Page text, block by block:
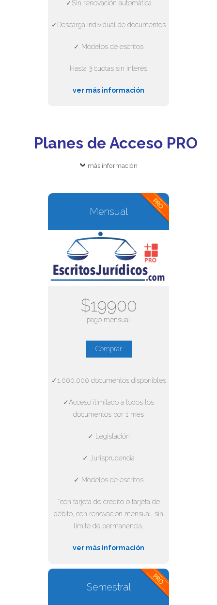
✓Sin renovación automática
✓Descarga individual de documentos
✓ Modelos de escritos
Hasta 3 cuotas sin interés
ver más información
Planes de Acceso PRO
más información
Mensual
$19900
pago mensual
Comprar
✓1.000.000 documentos disponibles
✓Acceso ilimitado a todos los
documentos por 1 mes
✓ Legislación
✓ Jurisprudencia
✓ Modelos de escritos
*con tarjeta de crédito o tarjeta de
débito, con renovación mensual, sin
límite de permanencia.
ver más información
Semestral